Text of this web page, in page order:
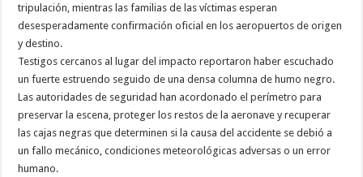
tripulación, mientras las familias de las víctimas esperan
desesperadamente confirmación oficial en los aeropuertos de origen
y destino.
Testigos cercanos al lugar del impacto reportaron haber escuchado
un fuerte estruendo seguido de una densa columna de humo negro.
Las autoridades de seguridad han acordonado el perímetro para
preservar la escena, proteger los restos de la aeronave y recuperar
las cajas negras que determinen si la causa del accidente se debió a
un fallo mecánico, condiciones meteorológicas adversas o un error
humano.